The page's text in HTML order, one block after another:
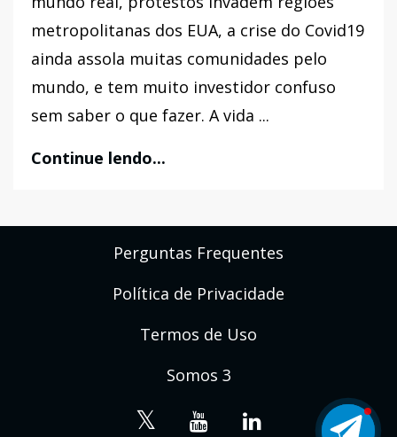
metropolitanas dos EUA, a crise do Covid19
ainda assola muitas comunidades pelo
mundo, e tem muito investidor confuso
sem saber o que fazer. A vida ...
Continue lendo...
Perguntas Frequentes
Política de Privacidade
Termos de Uso
Somos 3